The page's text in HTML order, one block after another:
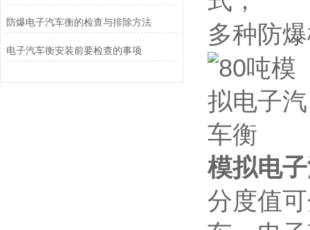
防爆电子汽车衡的检查与排除方法
电子汽车衡安装前要检查的事项
多种防
模拟电
分度值